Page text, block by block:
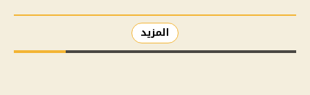
المزيد